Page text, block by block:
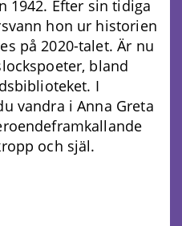
1942. Efter sin tidiga
hon ur historien
på 2020-talet. Är nu
bland
I
vandra i Anna Greta
och själ.